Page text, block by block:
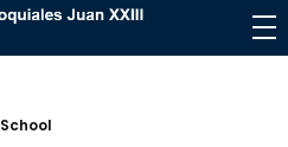
School